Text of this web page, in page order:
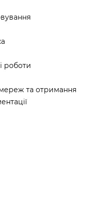
роботи
та отримання